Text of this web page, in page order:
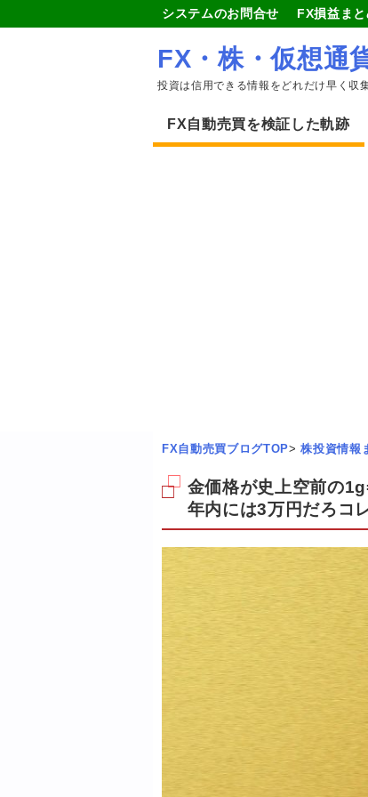
システムのお問合せ FX損益ま
FX・株・仮想通
投資は信用できる情報をどれだけ早く収
FX自動売買を検証した軌跡
FX自動売買ブログTOP> 株投資情報
金価格が史上空前の
年内には3万円だろコ